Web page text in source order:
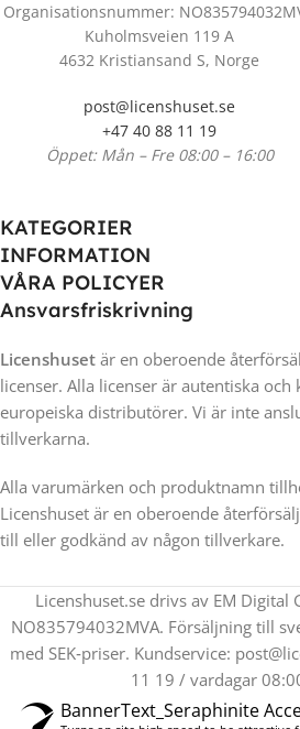
Organisationsnummer:
Kuholmsveien 119 A
4632 Kristiansand S, Norge
post@licenshuset.se
+47 40 88 11 19
Öppet: Mån – Fre 08:00 – 16:00
KATEGORIER
INFORMATION
VÅRA POLICYER
Ansvarsfriskrivning
Licenshuset är en oberoende
licenser. Alla licenser är autentiska
europeiska distributörer. Vi är inte
tillverkarna.
Alla varumärken och produktnamn
Licenshuset är en oberoende
till eller godkänd av någon tillverkare.
Licenshuset.se drivs av EM Digital
NO835794032MVA. Försäljning till
med SEK‑priser. Kundservice:
11 19 / vardagar
BannerText_Seraphinite